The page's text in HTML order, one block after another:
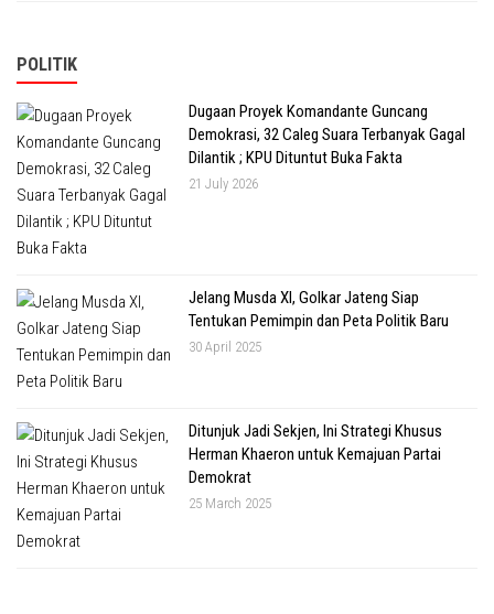
POLITIK
Dugaan Proyek Komandante Guncang
Demokrasi, 32 Caleg Suara Terbanyak Gagal
Dilantik ; KPU Dituntut Buka Fakta
21 July 2026
Jelang Musda XI, Golkar Jateng Siap
Tentukan Pemimpin dan Peta Politik Baru
30 April 2025
Ditunjuk Jadi Sekjen, Ini Strategi Khusus
Herman Khaeron untuk Kemajuan Partai
Demokrat
25 March 2025